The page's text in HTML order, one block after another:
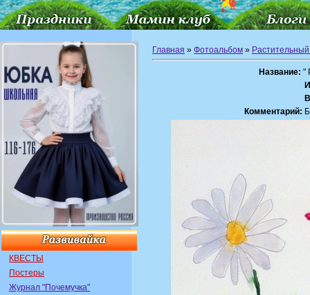
КВЕСТЫ
Постеры
Журнал "Почемучка"
Главная » Фотоальбом »
Название: "
Комментарий: